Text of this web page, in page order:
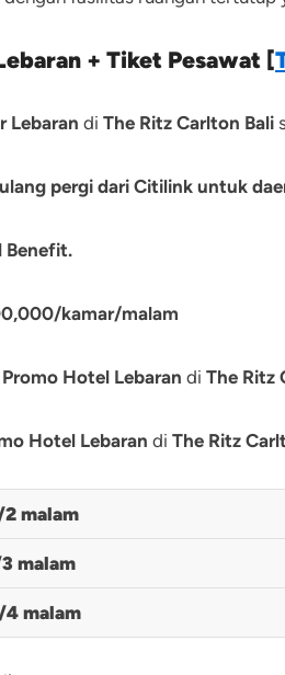
+ Tiket Pesawat [
Lebaran di The Ritz Carlton Bali
pergi dari Citilink untuk
Benefit.
kamar/malam
Promo Hotel Lebaran di The Ritz
Hotel Lebaran di The Ritz
malam
malam
malam